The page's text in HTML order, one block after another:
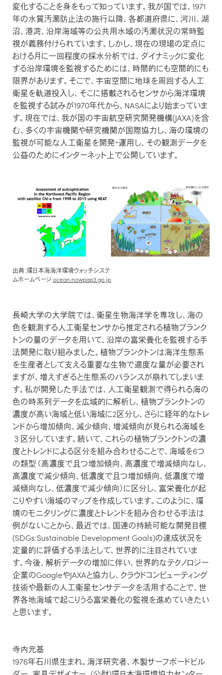
変化することを身をもって知っています。我が国では、1971
年の水質汚濁防止法の施行以降、各都道府県に、河川、湖
沼、港湾、沿岸海域等の公共用水域の汚濁状況の常時監
視が義務付けられています。しかし、現在の現場の定点に
おける月に一回程度の採水分析では、ダイナミックに変化
する沿岸環境を監視するためには、時間的にも空間的にも
限界があります。そこで、宇宙空間に地球を周回する人工
衛星を軌道投入し、そこに搭載されるセンサから海洋環境
を監視する試みが1970年代から、NASAにより始まっていま
す。現在では、我が国の宇宙航空研究開発機構(JAXA)を含
む、多くの宇宙機関や研究機関が国際協力し、海の環境の
監視が可能な人工衛星を開発・運用し、その観測データを
公益のためにインターネット上で公開しています。
出典：環日本海海洋環境ウォッチシステ
ムホームページ ocean.nowpap3.go.jp
長崎大学の大学院では、衛星生物海洋学を専攻し、海の
色を観測する人工衛星センサから推定される植物プランク
トンの量のデータを用いて、沿岸の富栄養化を監視する手
法開発に取り組みました。植物プランクトンは海洋生態系
を生産者として支える重要な生物で適度な量が必要され
ますが、増えすぎると生態系のバランスが崩れてしまいま
す。私が開発した手法では、人工衛星観測で得られる海の
色の時系列データを広域的に解析し、植物プランクトンの
濃度が高い海域と低い海域に2区分し、さらに経年的なトレ
ンドから増加傾向、減少傾向、増減傾向が見られる海域を
３区分しています。続いて、これらの植物プランクトンの濃
度とトレンドによる区分を組み合わせることで、海域を6つ
の類型（高濃度で且つ増加傾向、高濃度で増減傾向なし、
高濃度で減少傾向、低濃度で且つ増加傾向、低濃度で増
減傾向なし、低濃度で減少傾向）に区分し、富栄養化が起
こりやすい海域のマップを作成しています。このように、環
境のモニタリングに濃度とトレンドを組み合わせる手法は
例がないことから、最近では、国連の持続可能な開発目標
(SDGs:Sustainable Development Goals)の達成状況を
定量的に評価する手法として、世界的に注目されていま
す。今後、解析データの増加に伴い、世界的なテクノロジー
企業のGoogleやJAXAと協力し、クラウドコンピューティング
技術や最新の人工衛星センサデータを活用することで、世
界各地海域で起こりうる富栄養化の監視を進めていきたい
と思います。
寺内元基
1976年石川県生まれ。海洋研究者、木製サーフボードビル